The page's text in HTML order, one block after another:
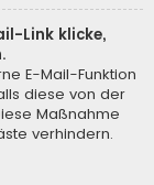
Link klicke,
E-Mail-Funktion
diese von der
Maßnahme
verhindern.